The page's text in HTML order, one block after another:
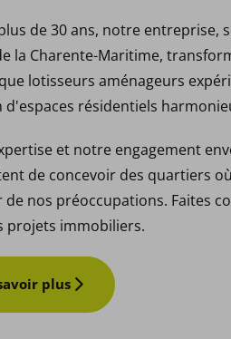
de 30 ans, notre entreprise,
la Charente-Maritime,
lotisseurs aménageurs
d'espaces résidentiels
et notre engagement
de concevoir des quartiers
nos préoccupations. Faites
projets immobiliers.
plus